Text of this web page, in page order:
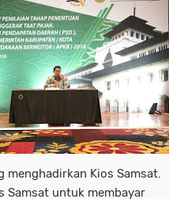
menghadirkan Kios Samsat.
Samsat untuk membayar